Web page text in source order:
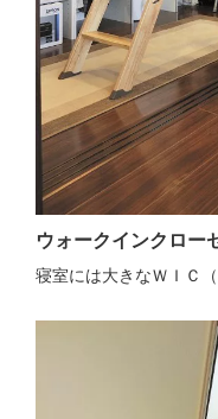
ウォークインクロー
寝室には大きなＷＩＣ